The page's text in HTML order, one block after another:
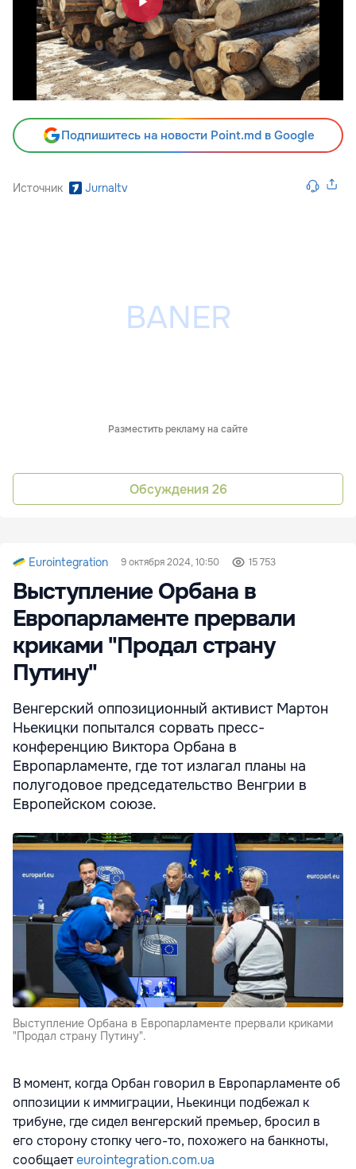
Подпишитесь на новости Point.md в Google
Источник Jurnaltv
Разместить рекламу на сайте
Обсуждения 26
Eurointegration 9 октября 2024, 10:50 15 753
Выступление Орбана в
Европарламенте прервали
криками "Продал страну
Путину"
Венгерский оппозиционный активист Мартон
Ньекицки попытался сорвать пресс-
конференцию Виктора Орбана в
Европарламенте, где тот излагал планы на
полугодовое председательство Венгрии в
Европейском союзе.
Выступление Орбана в Европарламенте прервали криками
"Продал страну Путину".
В момент, когда Орбан говорил в Европарламенте об
оппозиции к иммиграции, Ньекинци подбежал к
трибуне, где сидел венгерский премьер, бросил в
его сторону стопку чего-то, похожего на банкноты,
сообщаетeurointegration.com.ua